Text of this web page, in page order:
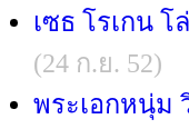
เซธ โรเกน โ
(24 ก.ย. 52)
พระเอกหนุ่ม